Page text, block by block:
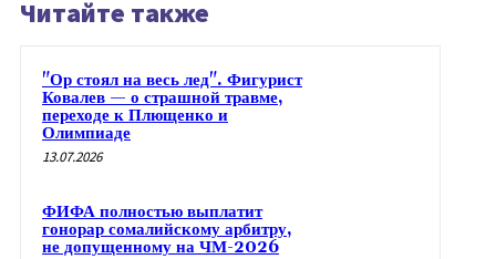
Читайте также
"Ор стоял на весь лед". Фигурист
Ковалев — о страшной травме,
переходе к Плющенко и
Олимпиаде
13.07.2026
ФИФА полностью выплатит
гонорар сомалийскому арбитру,
не допущенному на ЧМ-2026